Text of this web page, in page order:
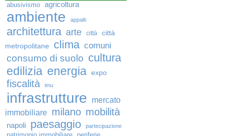
abusivismo agricoltura
ambiente appalti
architettura arte città
città
metropolitane
clima comuni
consumo di suolo cultura
edilizia energia expo
fiscalità imu
infrastrutture
mercato
immobiliare milano mobilità
napoli paesaggio partecipazione